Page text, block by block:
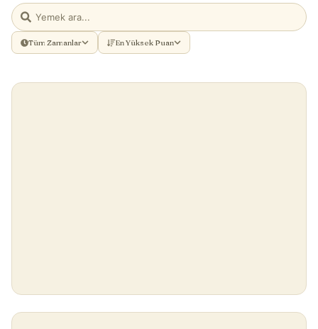
Tüm Zamanlar En Yüksek Puan